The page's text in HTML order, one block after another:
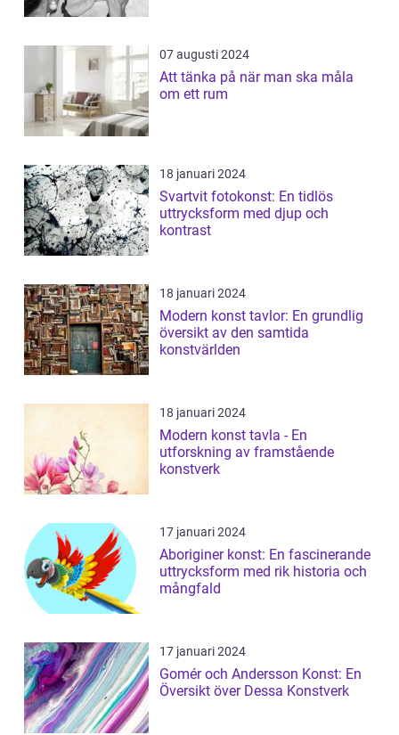
07 augusti 2024
Att tänka på när man ska måla
om ett rum
18 januari 2024
Svartvit fotokonst: En tidlös
uttrycksform med djup och
kontrast
18 januari 2024
Modern konst tavlor: En grundlig
översikt av den samtida
konstvärlden
18 januari 2024
Modern konst tavla - En
utforskning av framstående
konstverk
17 januari 2024
Aboriginer konst: En fascinerande
uttrycksform med rik historia och
mångfald
17 januari 2024
Gomér och Andersson Konst: En
Översikt över Dessa Konstverk